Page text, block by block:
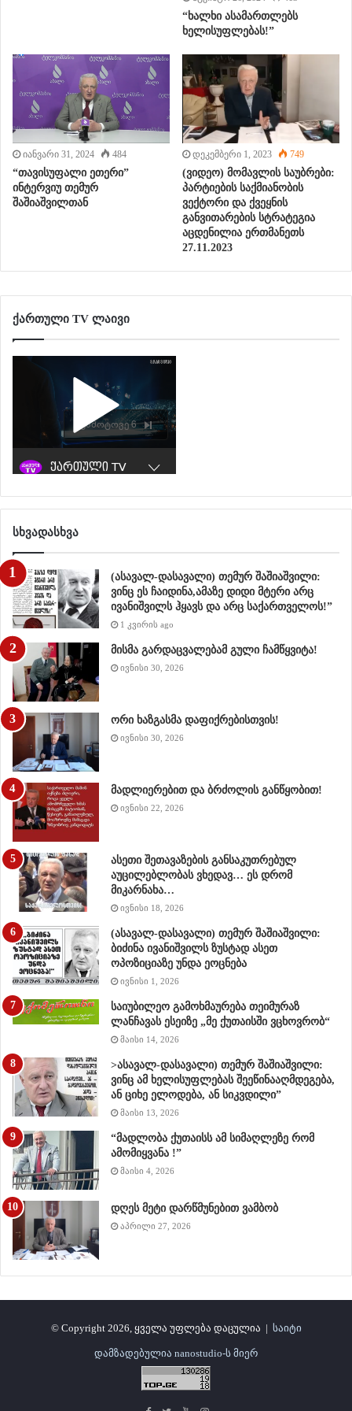
რება
“ხალხი ასამართლებს
ხელისუფლებას!”
იანვარი 31, 2024 484
“თავისუფალი ეთერი”
ინტერვიუ თემურ
შაშიაშვილთან
დეკემბერი 1, 2023 749
(ვიდეო) მომავლის საუბრები:
პარტიების საქმიანობის
ვექტორი და ქვეყნის
განვითარების სტრატეგია
აცდენილია ერთმანეთს
27.11.2023
ქართული TV ლაივი
სხვადასხვა
(ასავალ-დასავალი) თემურ შაშიაშვილი:
ვინც ეს ჩაიდინა,ამაზე დიდი მტერი არც
ივანიშვილს ჰყავს და არც საქართველოს!”
1 კვირის ago
მისმა გარდაცვალებამ გული ჩამწყვიტა!
ივნისი 30, 2026
ორი ხაზგასმა დაფიქრებისთვის!
ივნისი 30, 2026
მადლიერებით და ბრძოლის განწყობით!
ივნისი 22, 2026
ასეთი შეთავაზების განსაკუთრებულ
აუცილებლობას ვხედავ… ეს დრომ
მიკარნახა…
ივნისი 18, 2026
(ასავალ-დასავალი) თემურ შაშიაშვილი:
ბიძინა ივანიშვილს ზუსტად ასეთ
ოპოზიციაზე უნდა ეოცნება
ივნისი 1, 2026
საიუბილეო გამოხმაურება თეიმურაზ
ლანჩავას ესეიზე „მე ქუთაისში ვცხოვრობ“
მაისი 14, 2026
>ასავალ-დასავალი) თემურ შაშიაშვილი:
ვინც ამ ხელისუფლებას შეეწინააღმდეგება,
ან ციხე ელოდება, ან სიკვდილი”
მაისი 13, 2026
“მადლობა ქუთაისს ამ სიმაღლეზე რომ
ამომიყვანა !”
მაისი 4, 2026
დღეს მეტი დარწმუნებით ვამბობ
აპრილი 27, 2026
© Copyright 2026, ყველა უფლება დაცულია | საიტი
დამზადებულია nanostudio-ს მიერ